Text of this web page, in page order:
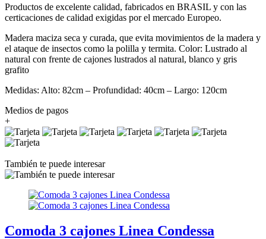
Productos de excelente calidad, fabricados en BRASIL y con las
certicaciones de calidad exigidas por el mercado Europeo.
Madera maciza seca y curada, que evita movimientos de la madera y
el ataque de insectos como la polilla y termita. Color: Lustrado al
natural con frente de cajones lustrados al natural, blanco y gris
grafito
Medidas: Alto: 82cm – Profundidad: 40cm – Largo: 120cm
Medios de pagos
+
También te puede interesar
Comoda 3 cajones Linea Condessa